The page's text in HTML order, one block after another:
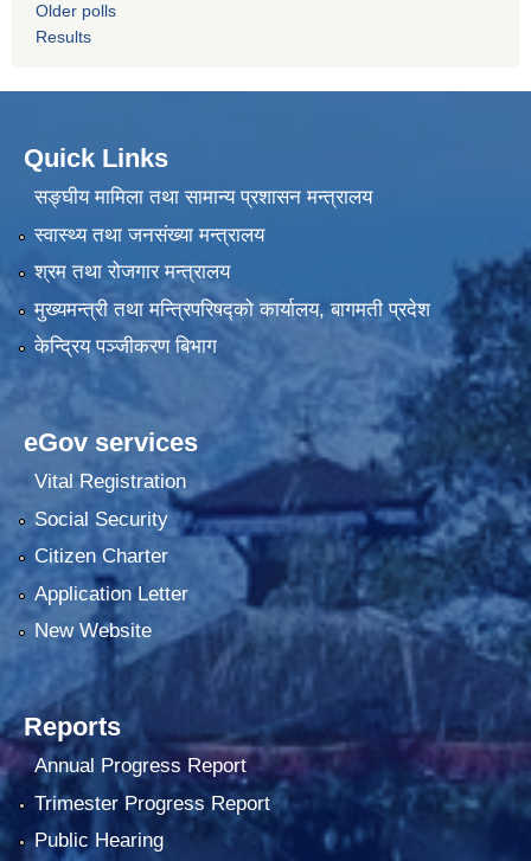
Older polls
Results
Quick Links
सङ्घीय मामिला तथा सामान्य प्रशासन मन्त्रालय
स्वास्थ्य तथा जनसंख्या मन्त्रालय
श्रम तथा रोजगार मन्त्रालय
मुख्यमन्त्री तथा मन्त्रिपरिषद्को कार्यालय, बागमती प्रदेश
केन्द्रिय पञ्जीकरण बिभाग
eGov services
Vital Registration
Social Security
Citizen Charter
Application Letter
New Website
Reports
Annual Progress Report
Trimester Progress Report
Public Hearing